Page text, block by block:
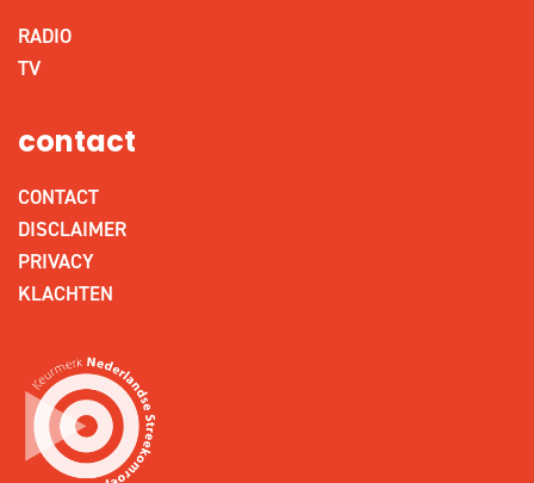
RADIO
TV
contact
CONTACT
DISCLAIMER
PRIVACY
KLACHTEN